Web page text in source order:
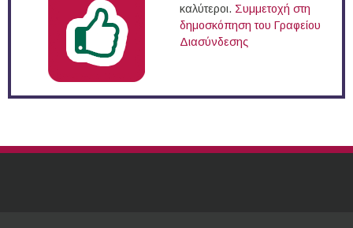
καλύτεροι. Συμμετοχή στη
δημοσκόπηση του Γραφείου
Διασύνδεσης